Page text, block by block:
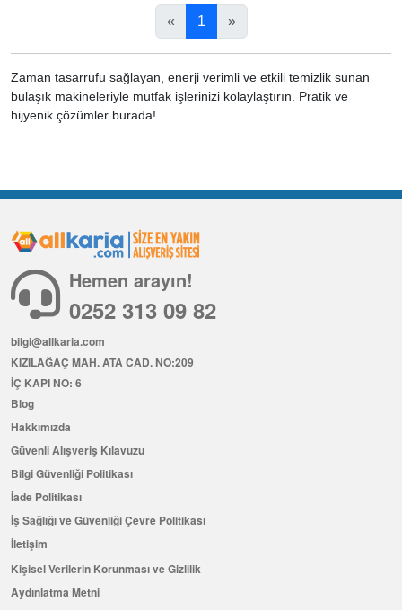
« 1 »
Zaman tasarrufu sağlayan, enerji verimli ve etkili temizlik sunan
bulaşık makineleriyle mutfak işlerinizi kolaylaştırın. Pratik ve
hijyenik çözümler burada!
Hemen arayın!
0252 313 09 82
bilgi@allkaria.com
KIZILAĞAÇ MAH. ATA CAD. NO:209
İÇ KAPI NO: 6
Blog
Hakkımızda
Güvenli Alışveriş Kılavuzu
Bilgi Güvenliği Politikası
İade Politikası
İş Sağlığı ve Güvenliği Çevre Politikası
İletişim
Kişisel Verilerin Korunması ve Gizlilik
Aydınlatma Metni